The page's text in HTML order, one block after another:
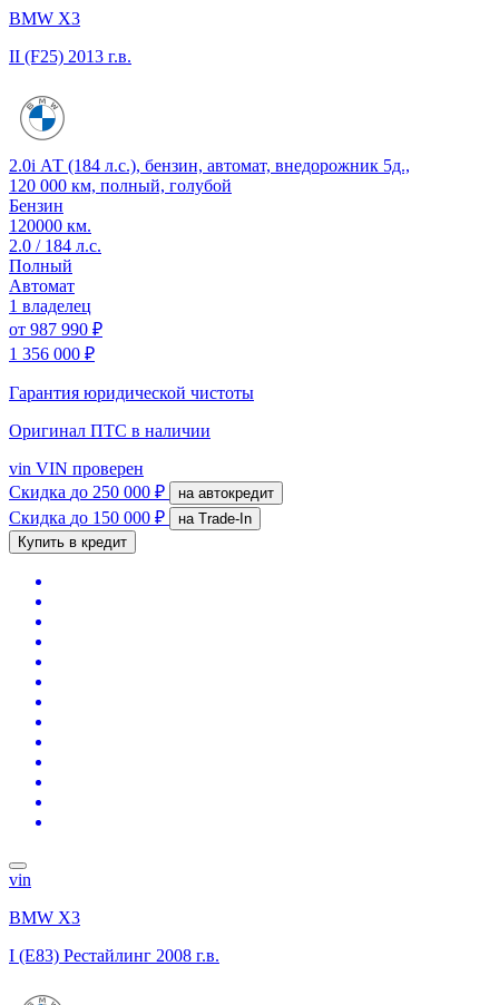
BMW X3
II (F25) 2013 г.в.
2.0i АТ (184 л.с.), бензин, автомат, внедорожник 5д.,
120 000 км, полный, голубой
Бензин
120000 км.
2.0 / 184 л.с.
Полный
Автомат
1 владелец
от 987 990 ₽
1 356 000 ₽
Гарантия юридической чистоты
Оригинал ПТС в наличии
vin VIN проверен
Скидка до 250 000 ₽ на автокредит
Скидка до 150 000 ₽
на Trade-In
Купить в кредит
vin
BMW X3
I (E83) Рестайлинг 2008 г.в.